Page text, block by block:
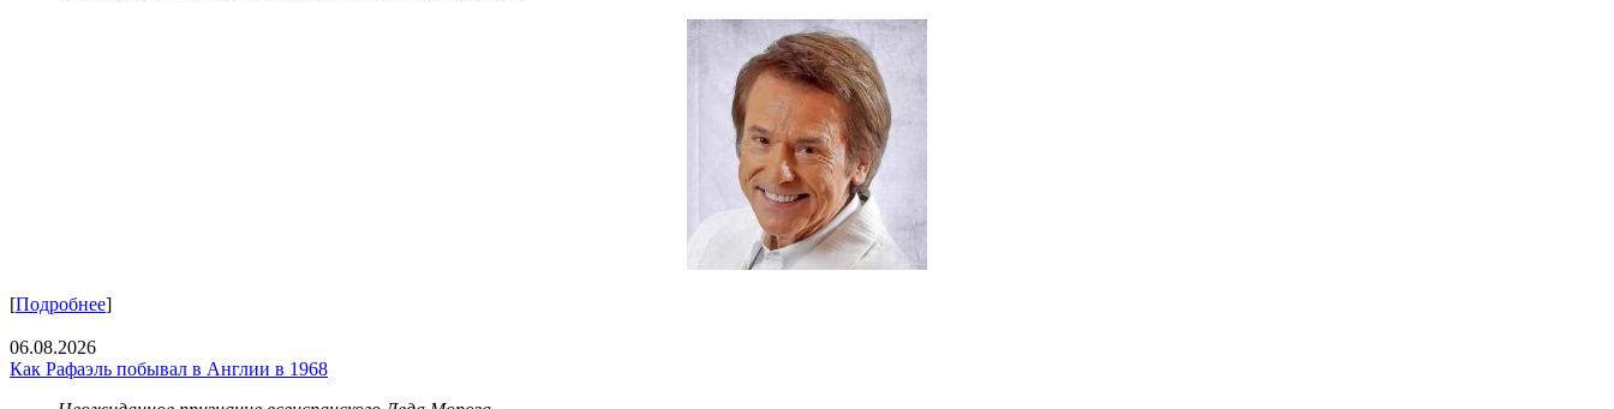
[Подробнее]
06.08.2026
Как Рафаэль побывал в Англии в 1968